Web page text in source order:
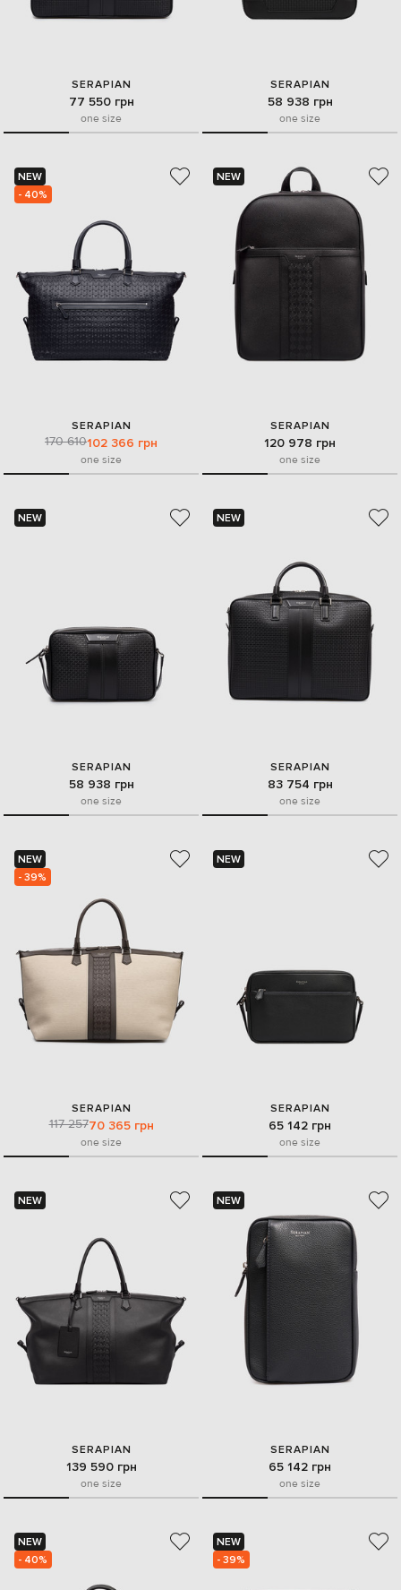
SERAPIAN
77 550 грн
one size
SERAPIAN
58 938 грн
one size
NEW
- 40%
SERAPIAN
170 610102 366 грн
one size
NEW
SERAPIAN
120 978 грн
one size
NEW
SERAPIAN
58 938 грн
one size
NEW
SERAPIAN
83 754 грн
one size
NEW
- 39%
SERAPIAN
117 25770 365 грн
one size
NEW
SERAPIAN
65 142 грн
one size
NEW
SERAPIAN
139 590 грн
one size
NEW
SERAPIAN
65 142 грн
one size
NEW
- 40%
NEW
- 39%